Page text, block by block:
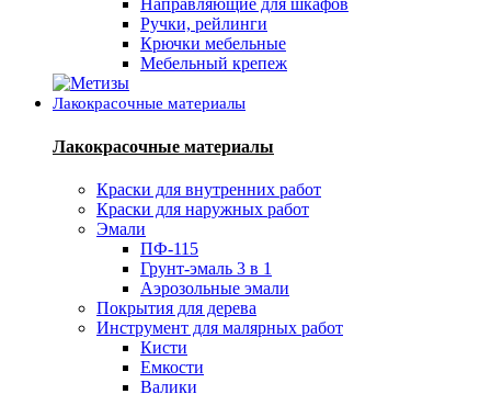
Направляющие для шкафов
Ручки, рейлинги
Крючки мебельные
Мебельный крепеж
Лакокрасочные материалы
Лакокрасочные материалы
Краски для внутренних работ
Краски для наружных работ
Эмали
ПФ-115
Грунт-эмаль 3 в 1
Аэрозольные эмали
Покрытия для дерева
Инструмент для малярных работ
Кисти
Емкости
Валики